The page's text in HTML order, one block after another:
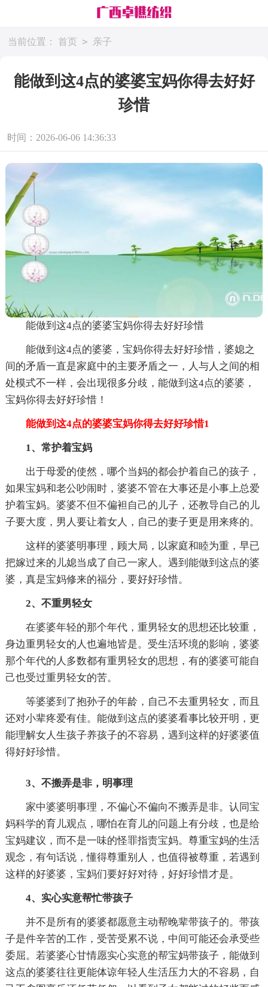
当前位置： 首页 > 亲子
能做到这4点的婆婆宝妈你得去好好
珍惜
时间：2026-06-06 14:36:33
能做到这4点的婆婆宝妈你得去好好珍惜
能做到这4点的婆婆，宝妈你得去好好珍惜，婆媳之
间的矛盾一直是家庭中的主要矛盾之一，人与人之间的相
处模式不一样，会出现很多分歧，能做到这4点的婆婆，
宝妈你得去好好珍惜！
能做到这4点的婆婆宝妈你得去好好珍惜1
1、常护着宝妈
出于母爱的使然，哪个当妈的都会护着自己的孩子，
如果宝妈和老公吵闹时，婆婆不管在大事还是小事上总爱
护着宝妈。婆婆不但不偏袒自己的儿子，还教导自己的儿
子要大度，男人要让着女人，自己的妻子更是用来疼的。
这样的婆婆明事理，顾大局，以家庭和睦为重，早已
把嫁过来的儿媳当成了自己一家人。遇到能做到这点的婆
婆，真是宝妈修来的福分，要好好珍惜。
2、不重男轻女
在婆婆年轻的那个年代，重男轻女的思想还比较重，
身边重男轻女的人也遍地皆是。受生活环境的影响，婆婆
那个年代的人多数都有重男轻女的思想，有的婆婆可能自
己也受过重男轻女的苦。
等婆婆到了抱孙子的年龄，自己不去重男轻女，而且
还对小辈疼爱有佳。能做到这点的婆婆看事比较开明，更
能理解女人生孩子养孩子的不容易，遇到这样的好婆婆值
得好好珍惜。
3、不搬弄是非，明事理
家中婆婆明事理，不偏心不偏向不搬弄是非。认同宝
妈科学的育儿观点，哪怕在育儿的问题上有分歧，也是给
宝妈建议，而不是一味的怪罪指责宝妈。尊重宝妈的生活
观念，有句话说，懂得尊重别人，也值得被尊重，若遇到
这样的好婆婆，宝妈们要好好对待，好好珍惜才是。
4、实心实意帮忙带孩子
并不是所有的婆婆都愿意主动帮晚辈带孩子的。带孩
子是件辛苦的工作，受苦受累不说，中间可能还会承受些
委屈。若婆婆心甘情愿实心实意的帮宝妈带孩子，能做到
这点的婆婆往往更能体谅年轻人生活压力大的不容易，自